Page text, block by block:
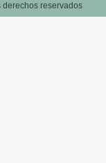
derechos reservados